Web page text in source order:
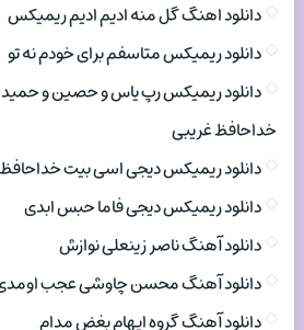
دانلود اهنگ گل منه ادیم ادیم ریمیکس
دانلود ریمیکس متاسفم برای خودم نه تو
دانلود ریمیکس رپ یاس و حصین و
خداحافظ غریبی
دانلود ریمیکس دیجی اسی بیت
دانلود ریمیکس دیجی فاما حبس ابدی
دانلود آهنگ ناصر زینعلی نوازش
دانلود آهنگ محسن چاوشی عجب
دانلود آهنگ گروه ایهام بغض مدام